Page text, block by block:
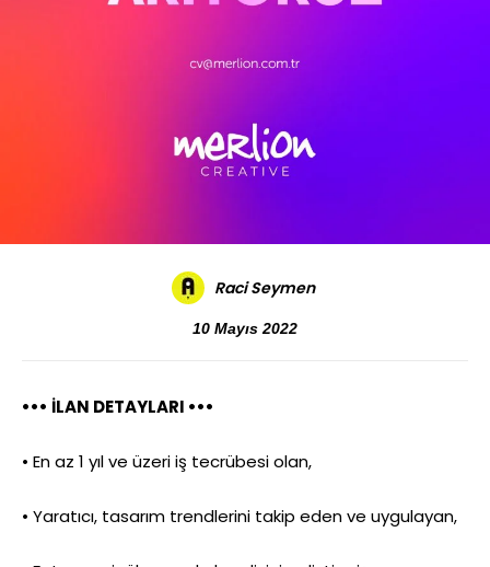
Raci Seymen
10 Mayıs 2022
••• İLAN DETAYLARI •••
• En az 1 yıl ve üzeri iş tecrübesi olan,
• Yaratıcı, tasarım trendlerini takip eden ve uygulayan,